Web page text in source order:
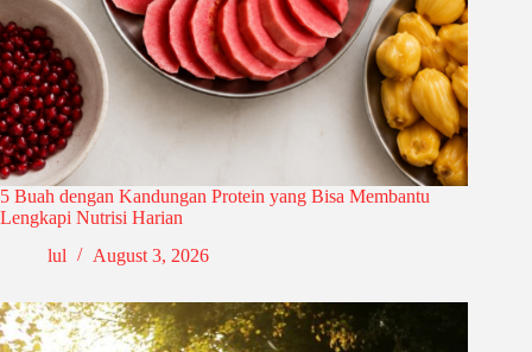
5 Buah dengan Kandungan Protein yang Bisa Membantu
Lengkapi Nutrisi Harian
lul
August 3, 2026